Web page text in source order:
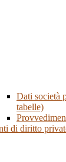
Dati società
tabelle)
di diritto